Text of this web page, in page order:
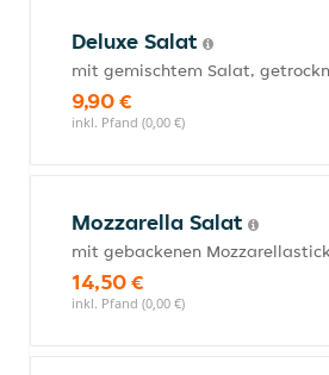
Deluxe Salat
mit gemischtem Salat,
9,90 €
inkl. Pfand (0,00 €)
Mozzarella Salat
mit gebackenen
14,50 €
inkl. Pfand (0,00 €)